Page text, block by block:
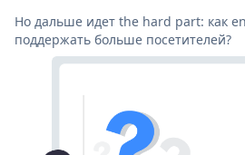
Но дальше идет the hard part: как
поддержать больше посетителей?